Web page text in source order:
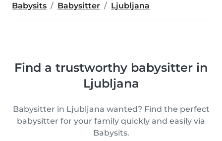
Babysits Babysitter Ljubljana
Find a trustworthy babysitter in
Ljubljana
Babysitter in Ljubljana wanted? Find the perfect
babysitter for your family quickly and easily via
Babysits.